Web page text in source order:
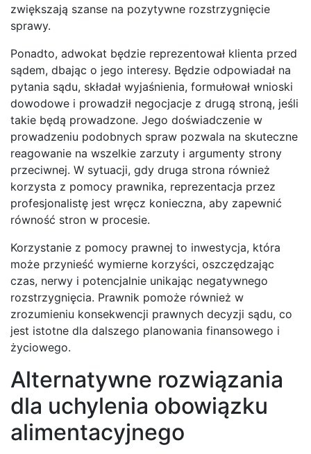
zwiększają szanse na pozytywne rozstrzygnięcie
sprawy.
Ponadto, adwokat będzie reprezentował klienta przed
sądem, dbając o jego interesy. Będzie odpowiadał na
pytania sądu, składał wyjaśnienia, formułował wnioski
dowodowe i prowadził negocjacje z drugą stroną, jeśli
takie będą prowadzone. Jego doświadczenie w
prowadzeniu podobnych spraw pozwala na skuteczne
reagowanie na wszelkie zarzuty i argumenty strony
przeciwnej. W sytuacji, gdy druga strona również
korzysta z pomocy prawnika, reprezentacja przez
profesjonalistę jest wręcz konieczna, aby zapewnić
równość stron w procesie.
Korzystanie z pomocy prawnej to inwestycja, która
może przynieść wymierne korzyści, oszczędzając
czas, nerwy i potencjalnie unikając negatywnego
rozstrzygnięcia. Prawnik pomoże również w
zrozumieniu konsekwencji prawnych decyzji sądu, co
jest istotne dla dalszego planowania finansowego i
życiowego.
Alternatywne rozwiązania
dla uchylenia obowiązku
alimentacyjnego